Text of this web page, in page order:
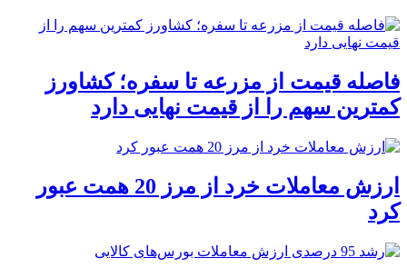
فاصله قیمت از مزرعه تا سفره؛ کشاورز
کمترین سهم را از قیمت نهایی دارد
ارزش معاملات خرد از مرز 20 همت عبور
کرد